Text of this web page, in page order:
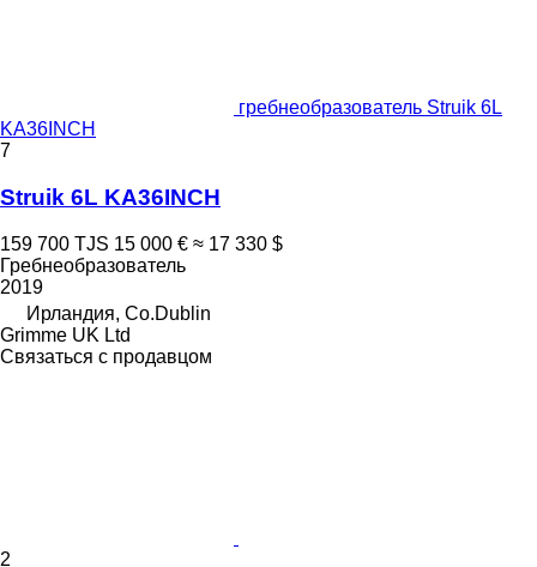
гребнеобразователь Struik 6L
KA36INCH
7
Struik 6L KA36INCH
159 700 TJS 15 000 € ≈ 17 330 $
Гребнеобразователь
2019
Ирландия, Co.Dublin
Grimme UK Ltd
Связаться с продавцом
2